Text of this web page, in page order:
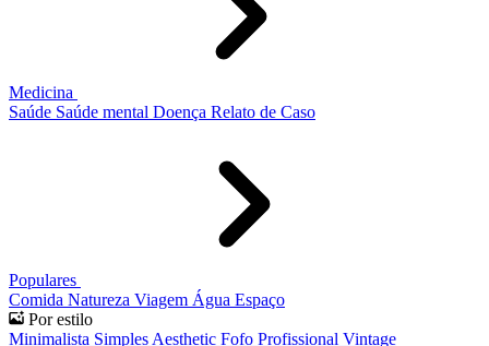
Medicina
Saúde Saúde mental Doença Relato de Caso
Populares
Comida Natureza Viagem Água Espaço
Por estilo
Minimalista Simples Aesthetic Fofo Profissional Vintage